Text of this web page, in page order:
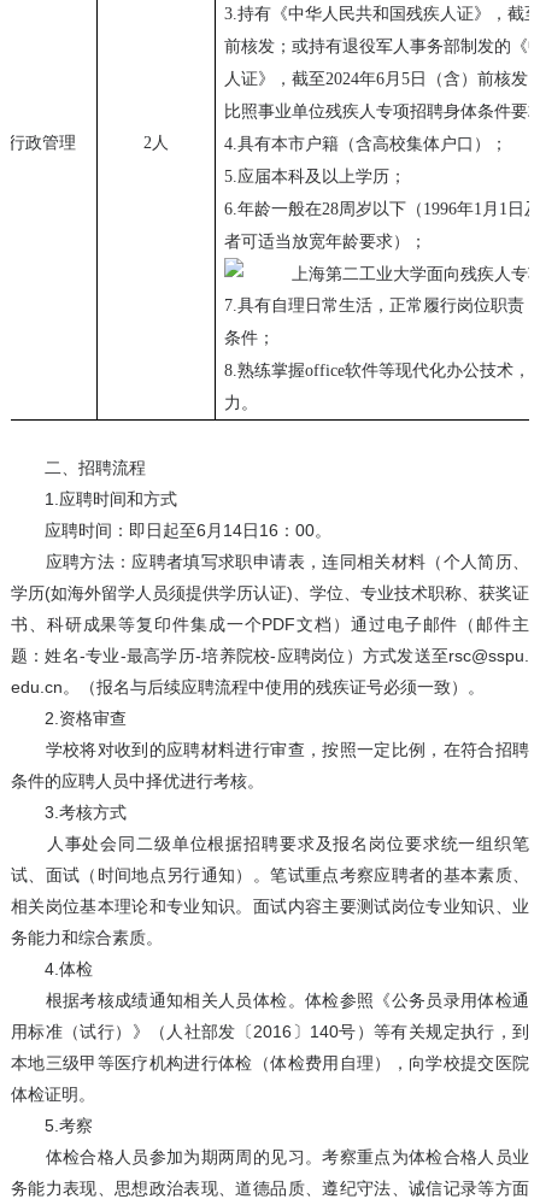
行政管理 2人
3.持有《中华人民共和国残疾人证》，截至
前核发；或持有退役军人事务部制发的《
人证》，截至2024年6月 5日（含）前核发
比照事业单位残疾人专项招聘身体条件要
4.具有本市户籍（含高校集体户口）；
5.应届本科及以上学历；
6.年龄一般在28周岁以下（ 1996年1 月 1 日
者可适当放宽年龄要求）；
7.具有自理日常生活，正常履行岗位职责
条件；
8.熟练掌握office软件等现代化办公技术，
力。
二、招聘流程
1.应聘时间和方式
应聘时间：即日起至6月14日16：00。
应聘方法：应聘者填写求职申请表，连同相关材料（个人简历、
学历(如海外留学人员须提供学历认证)、学位、专业技术职称、获奖证
书、科研成果等复印件集成一个PDF文档）通过电子邮件（邮件主
题：姓名-专业-最高学历-培养院校-应聘岗位）方式发送至rsc@sspu.
edu.cn。（报名与后续应聘流程中使用的残疾证号必须一致）。
2.资格审查
学校将对收到的应聘材料进行审查，按照一定比例，在符合招聘
条件的应聘人员中择优进行考核。
3.考核方式
人事处会同二级单位根据招聘要求及报名岗位要求统一组织笔
试、面试（时间地点另行通知）。笔试重点考察应聘者的基本素质、
相关岗位基本理论和专业知识。面试内容主要测试岗位专业知识、业
务能力和综合素质。
4.体检
根据考核成绩通知相关人员体检。体检参照《公务员录用体检通
用标准（试行）》（人社部发〔2016〕140号）等有关规定执行，到
本地三级甲等医疗机构进行体检（体检费用自理），向学校提交医院
体检证明。
5.考察
体检合格人员参加为期两周的见习。考察重点为体检合格人员业
务能力表现、思想政治表现、道德品质、遵纪守法、诚信记录等方面